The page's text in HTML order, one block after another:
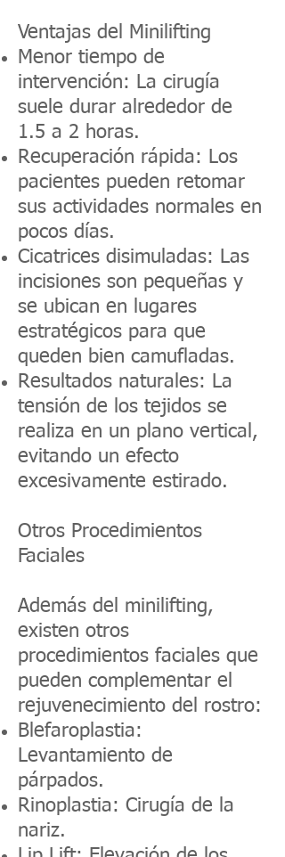
Ventajas del Minilifting
Menor tiempo de
intervención: La cirugía
suele durar alrededor de
1.5 a 2 horas.
Recuperación rápida: Los
pacientes pueden retomar
sus actividades normales en
pocos días.
Cicatrices disimuladas: Las
incisiones son pequeñas y
se ubican en lugares
estratégicos para que
queden bien camufladas.
Resultados naturales: La
tensión de los tejidos se
realiza en un plano vertical,
evitando un efecto
excesivamente estirado.
Otros Procedimientos
Faciales
Además del minilifting,
existen otros
procedimientos faciales que
pueden complementar el
rejuvenecimiento del rostro:
Blefaroplastia:
Levantamiento de
párpados.
Rinoplastia: Cirugía de la
nariz.